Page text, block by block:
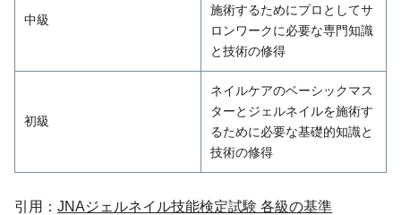
中級
施術するためにプロとしてサ
ロンワークに必要な専門知識
と技術の修得
初級
ネイルケアのベーシックマス
ターとジェルネイルを施術す
るために必要な基礎的知識と
技術の修得
引用： JNAジェルネイル技能検定試験 各級の基準